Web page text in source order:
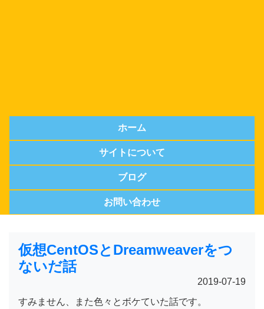
ホーム
サイトについて
ブログ
お問い合わせ
仮想CentOSとDreamweaverをつ
ないだ話
2019-07-19
すみません、また色々とボケていた話です。